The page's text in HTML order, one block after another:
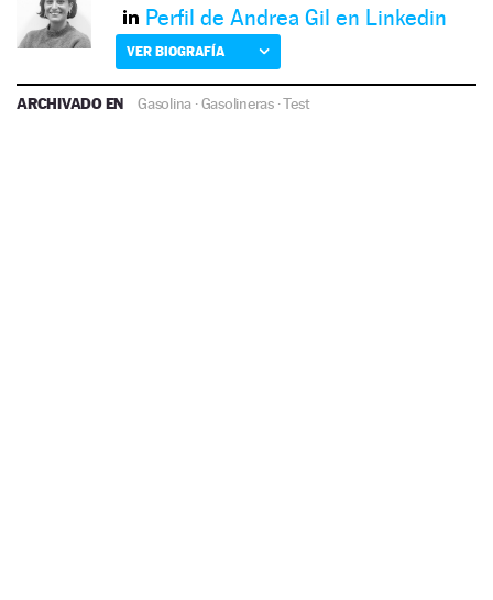
Perfil de Andrea Gil en Linkedin
VER BIOGRAFÍA
ARCHIVADO EN Gasolina ·Gasolineras·Test